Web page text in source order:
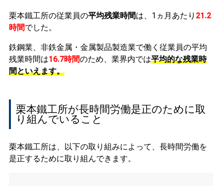
栗本鐵工所の従業員の平均残業時間は、1ヵ月あたり 21.2
時間でした。
鉄鋼業、非鉄金属・金属製品製造業で働く従業員の平均
残業時間は16.7時間のため、業界内では平均的な残業時
間といえます。
栗本鐵工所が長時間労働是正のために取
り組んでいること
栗本鐵工所は、以下の取り組みによって、長時間労働を
是正するために取り組んできます。